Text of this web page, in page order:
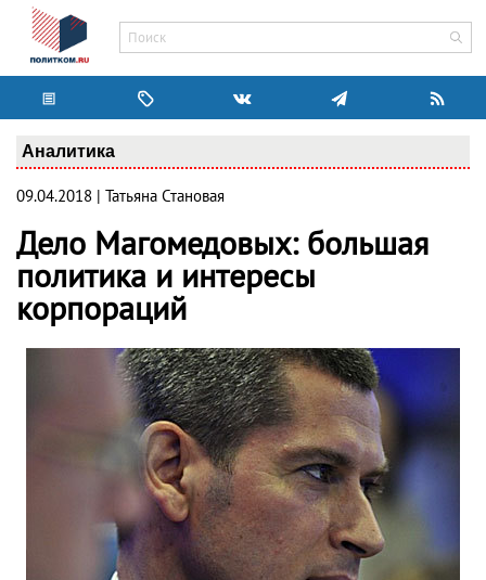
Аналитика
09.04.2018 | Татьяна Становая
Дело Магомедовых: большая
политика и интересы
корпораций